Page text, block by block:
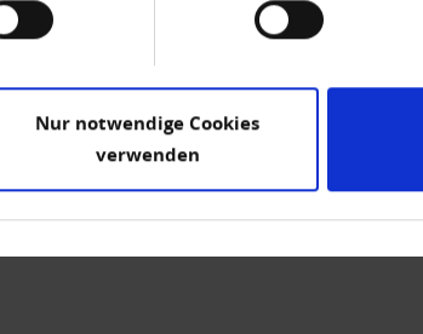
Nur notwendige Cookies
verwenden
von über 10 % an den Stimmrechten oder am
hält keine direkte
Teilnahme am Streitbeilegungsverfahren
angerufen werden. Gemäß §
vor folgenden